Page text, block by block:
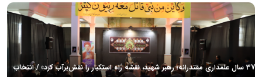
37 سال علمداری مقتدرانه؛ رهبر شهید، نقشه راه استکبار را نقش‌برآب کرد» / انتخاب